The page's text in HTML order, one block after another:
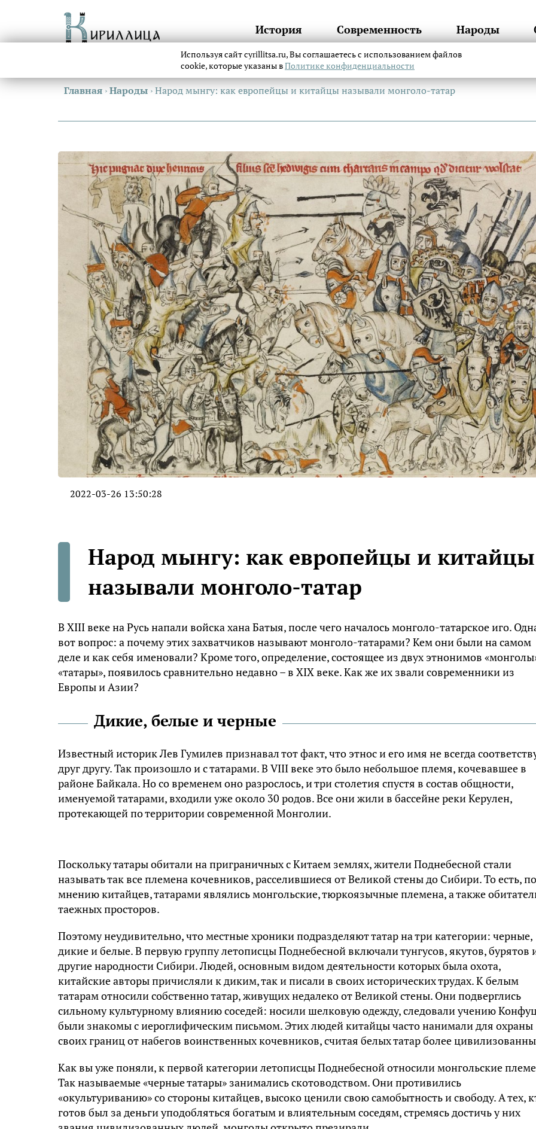
История Современность Народы
Главная ›Народы ›Народ мынгу: как европейцы и китайцы называли монголо-татар
2022-03-26 13:50:28
Народ мынгу: как европейцы и китайцы
называли монголо-татар
В XIII веке на Русь напали войска хана Батыя, после чего началось монголо-татарское иго.
вот вопрос: а почему этих захватчиков называют монголо-татарами? Кем они были на самом
деле и как себя именовали? Кроме того, определение, состоящее из двух этнонимов
«татары», появилось сравнительно недавно – в XIX веке. Как же их звали современники из
Европы и Азии?
Дикие, белые и черные
Известный историк Лев Гумилев признавал тот факт, что этнос и его имя не всегда
друг другу. Так произошло и с татарами. В VIII веке это было небольшое племя, кочевавшее в
районе Байкала. Но со временем оно разрослось, и три столетия спустя в состав общности,
именуемой татарами, входили уже около 30 родов. Все они жили в бассейне реки Керулен,
протекающей по территории современной Монголии.
Поскольку татары обитали на приграничных с Китаем землях, жители Поднебесной стали
называть так все племена кочевников, расселившиеся от Великой стены до Сибири. То есть, по
мнению китайцев, татарами являлись монгольские, тюркоязычные племена, а также
таежных просторов.
Поэтому неудивительно, что местные хроники подразделяют татар на три категории: черные,
дикие и белые. В первую группу летописцы Поднебесной включали тунгусов, якутов, бурятов
другие народности Сибири. Людей, основным видом деятельности которых была охота,
китайские авторы причисляли к диким, так и писали в своих исторических трудах. К белым
татарам относили собственно татар, живущих недалеко от Великой стены. Они подверглись
сильному культурному влиянию соседей: носили шелковую одежду, следовали учению
были знакомы с иероглифическим письмом. Этих людей китайцы часто нанимали для охраны
своих границ от набегов воинственных кочевников, считая белых татар более
Как вы уже поняли, к первой категории летописцы Поднебесной относили монгольские
Так называемые «черные татары» занимались скотоводством. Они противились
«окультуриванию» со стороны китайцев, высоко ценили свою самобытность и свободу. А тех,
готов был за деньги уподобляться богатым и влиятельным соседям, стремясь достичь у них
Используя сайт cyrillitsa.ru, Вы соглашаетесь с использованием файлов
cookie, которые указаны вПолитике конфиденциальности